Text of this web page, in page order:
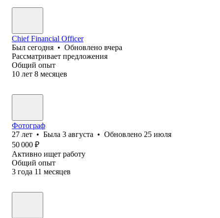
Chief Financial Officer
Был сегодня • Обновлено вчера
Рассматривает предложения
Общий опыт
10 лет 8 месяцев
Фотограф
27 лет • Была 3 августа • Обновлено 25 июля
50 000 ₽
Активно ищет работу
Общий опыт
3 года 11 месяцев